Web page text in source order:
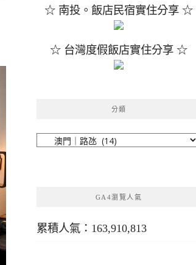
☆ 南投。飯店民宿實住分享 ☆
☆ 台灣度假飯店實住分享 ☆
分類
GA4瀏覽人氣
累積人氣：163,910,813